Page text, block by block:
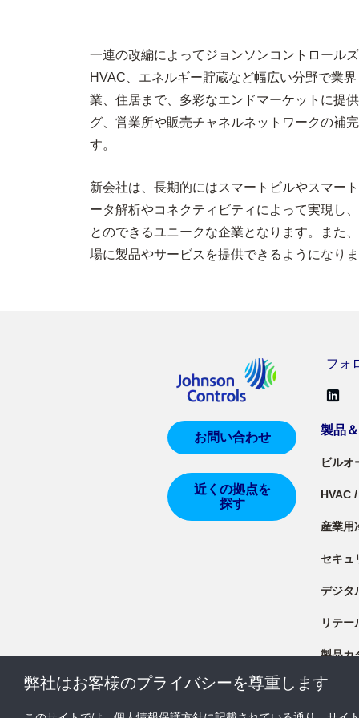
一連の改編によってジョンソンコントロール
HVAC、エネルギー貯蔵など幅広い分野で業
業、住居まで、多彩なエンドマーケットに提
グ、営業所や販売チャネルネットワークの補
す。
新会社は、長期的にはスマートビルやスマー
ータ解析やコネクティビティによって実現し
とのできるユニークな企業となります。また
場に製品やサービスを提供できるようになり
フォ
お問い合わせ
近くの拠点を
探す
製品
ビルオ
HVAC
産業用
セキュ
デジタ
リテー
製品カ
製品資
弊社はお客様のプライバシーを尊重します